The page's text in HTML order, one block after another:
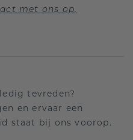
met ons op.
tevreden?
en ervaar een
staat bij ons voorop.